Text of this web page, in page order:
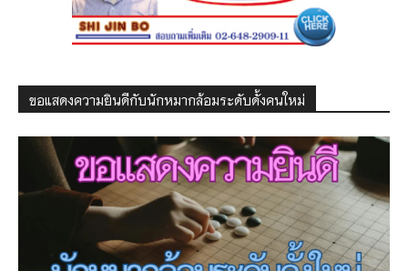
ขอแสดงความยินดีกับนักหมากล้อมระดับดั้งคนใหม่